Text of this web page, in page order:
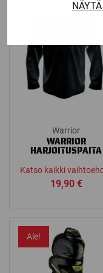
Warrior
WARRIOR
HARJOITUSPAITA
Katso kaikki
19,90 €
Ale!